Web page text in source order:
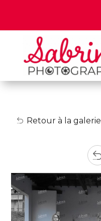
Retour à la galerie